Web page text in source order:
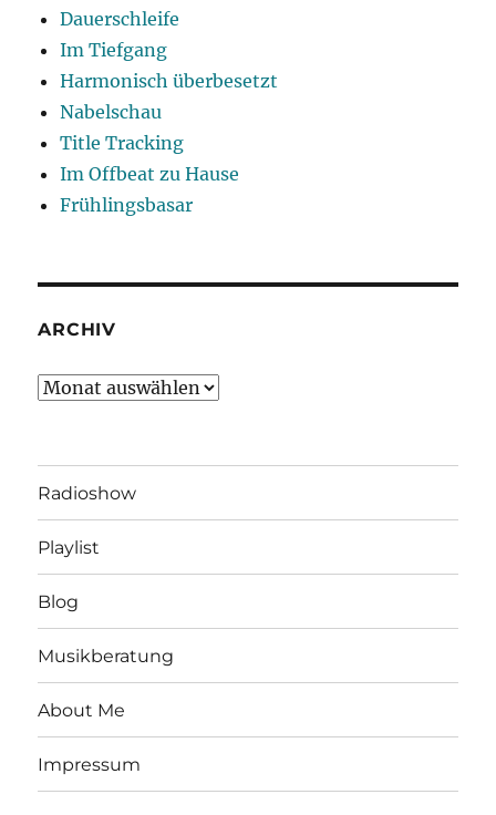
Dauerschleife
Im Tiefgang
Harmonisch überbesetzt
Nabelschau
Title Tracking
Im Offbeat zu Hause
Frühlingsbasar
ARCHIV
Archiv
Radioshow
Playlist
Blog
Musikberatung
About Me
Impressum